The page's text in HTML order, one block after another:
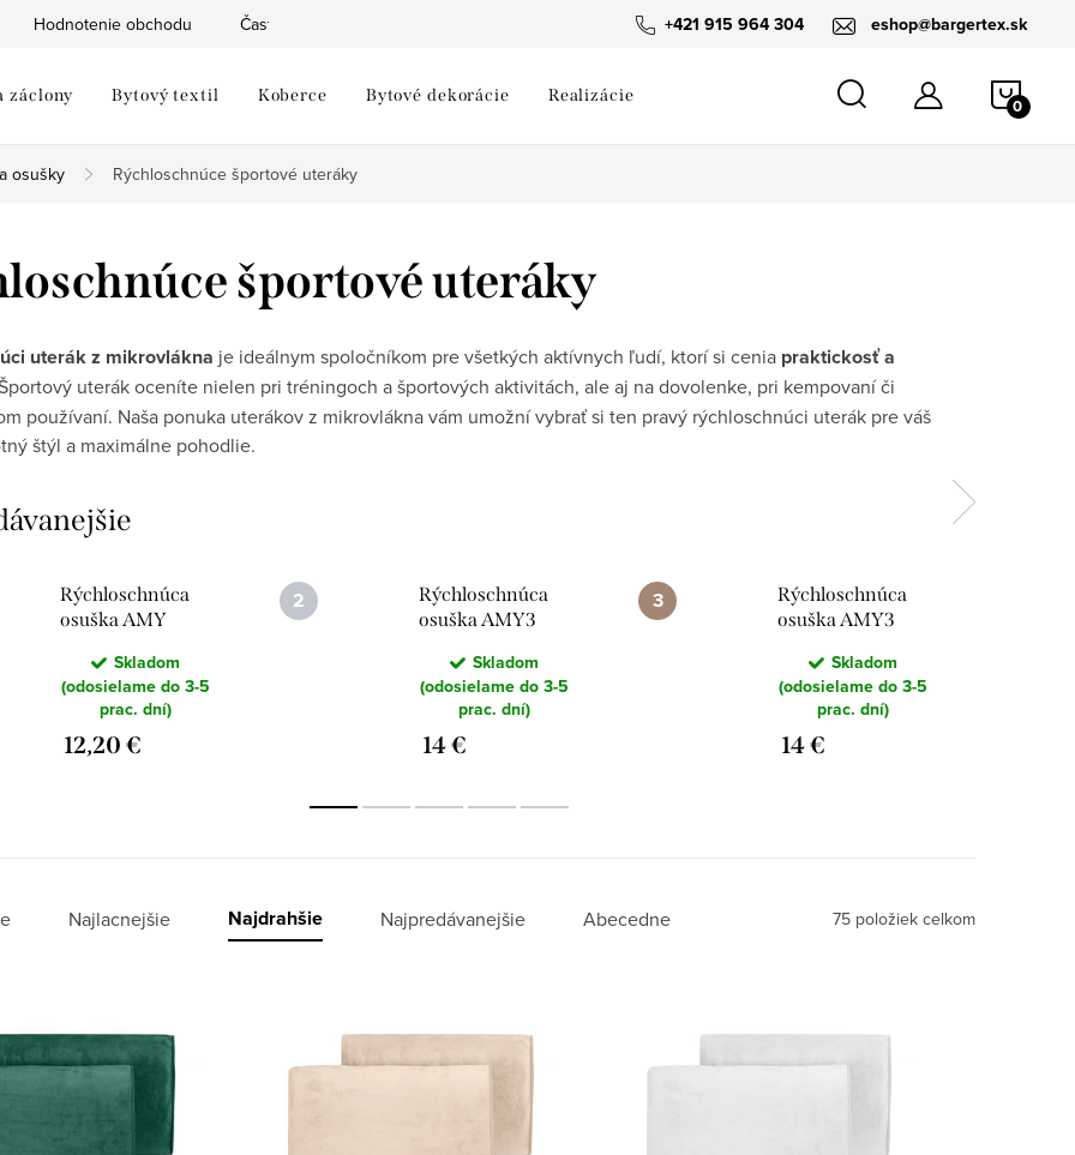
+421 915 964 304 eshop@bargertex.sk
Hodnotenie obchodu Často kladené otázky
záclony Bytový textil Koberce Bytové dekorácie Realizácie
osušky Rýchloschnúce športové uteráky
športové uteráky
uterák z mikrovlákna je ideálnym spoločníkom pre všetkých aktívnych ľudí, ktorí si cenia praktickosť a
uterák oceníte nielen pri tréningoch a športových aktivitách, ale aj na dovolenke, pri kempovaní či
používaní. Naša ponuka uterákov z mikrovlákna vám umožní vybrať si ten pravý rýchloschnúci uterák pre váš
štýl a maximálne pohodlie.
Rýchloschnúca
osuška AMY
svetlosiváSkladom
(odosielame do 3-5
prac. dní)
12,20 €
Rýchloschnúca
osuška AMY3
modráSkladom
(odosielame do 3-5
prac. dní)
14 €
Rýchloschnúca
osuška AMY3
bordováSkladom
(odosielame do 3-5
prac. dní)
14 €
Najlacnejšie Najdrahšie Najpredávanejšie Abecedne 75 položiek celkom